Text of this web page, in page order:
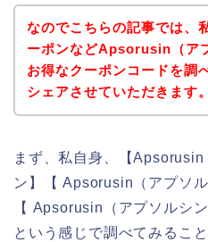
なのでこちらの記事では、
ーポンなどApsorusin（ア
お得なクーポンコードを調
シェアさせていただきます。
まず、私自身、【
ン】【 Apsorusin（アプソ
【 Apsorusin（アプソルシ
という感じで調べてみるこ